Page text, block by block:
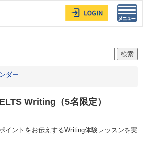
ダー
Writing（5名限定）
イントをお伝えするWriting体験レッスンを実